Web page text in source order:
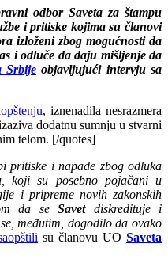
odbor Saveta za štampu
i pritiske kojima su članovi
izloženi zbog mogućnosti da
i odluče da daju mišljenje da
Srbije objavljujući intervju sa
, iznenadila nesrazmera
dodatnu sumnju u stvarni
telom. [/quotes]
pritiske i napade zbog odluka
koji su posebno pojačani u
i pripreme novih zakonskih
da se Savetdiskredituje i
međutim, dogodilo da ovako
su članovu UO Saveta